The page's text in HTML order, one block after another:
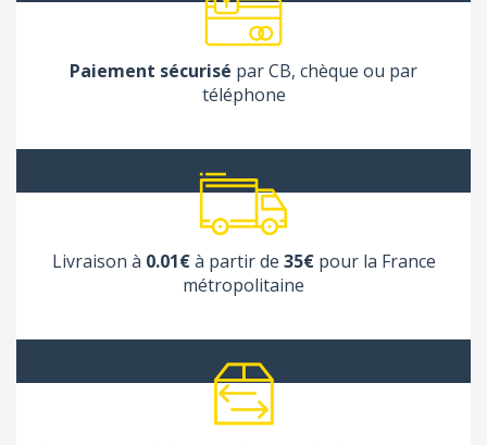
Paiement sécurisé par CB, chèque ou par
téléphone
Livraison à 0.01€à partir de 35€pour la France
métropolitaine